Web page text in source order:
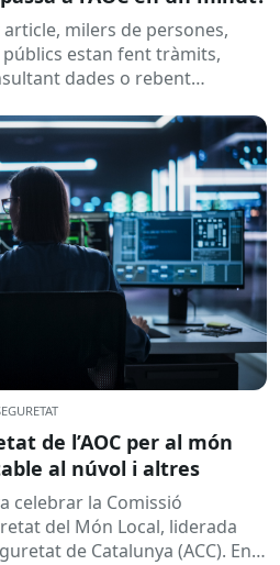
milers de persones,
estan fent tràmits,
dades o rebent
de l’AOC per al món
al núvol i altres
celebrar la Comissió
del Món Local, liderada
de Catalunya (ACC). En